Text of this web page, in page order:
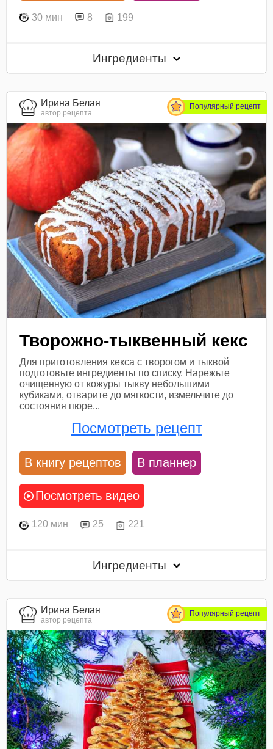
30 мин 8 199
Ингредиенты
Ирина Белая
автор рецепта
Популярный рецепт
Творожно-тыквенный кекс
Для приготовления кекса с творогом и тыквой
подготовьте ингредиенты по списку. Нарежьте
очищенную от кожуры тыкву небольшими
кубиками, отварите до мягкости, измельчите до
состояния пюре...
Посмотреть рецепт
В книгу рецептов В планнер
Посмотреть видео
120 мин 25 221
Ингредиенты
Ирина Белая
автор рецепта
Популярный рецепт